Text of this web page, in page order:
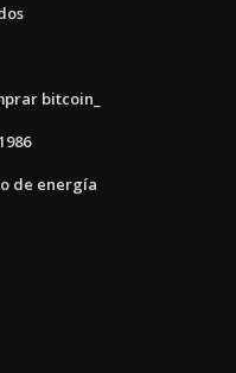
bitcoin_
de energía